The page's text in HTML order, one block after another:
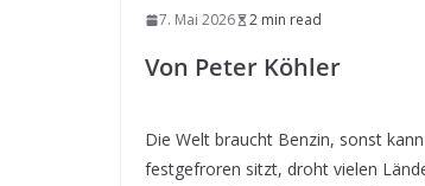
7. Mai 2026 2 min read
Von Peter Köhler
Die Welt braucht Benzin, sonst
festgefroren sitzt, droht vielen